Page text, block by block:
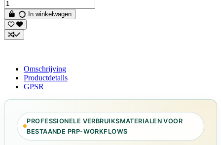
In winkelwagen
Omschrijving
Productdetails
GPSR
PROFESSIONELE VERBRUIKSMATERIALEN VOOR
BESTAANDE PRP-WORKFLOWS